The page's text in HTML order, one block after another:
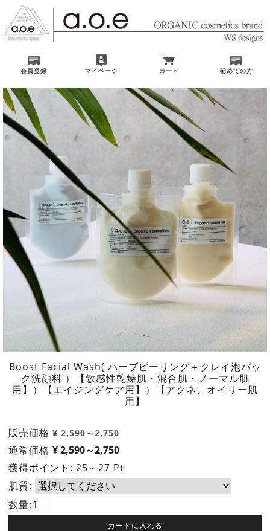
会員登録 マイページ カート 初めての方
Boost Facial Wash( ハーブピーリング＋クレイ泡パッ
ク洗顔料 ）【敏感性乾燥肌・混合肌・ノーマル肌
用】）【エイジングケア用】）【アクネ、オイリー肌
用】
販売価格 ¥ 2,590～2,750
通常価格 ¥2,590～2,750
獲得ポイント: 25～27 Pt
肌質:
数量:
カートに入れる